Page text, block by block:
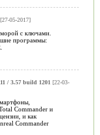
05-2017]
с ключами.
программы:
/ 3.57 build 1201[22-03-
Commander и
и как
Commander